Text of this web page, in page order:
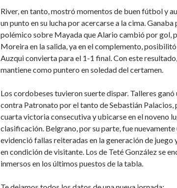
River, en tanto, mostró momentos de buen fútbol y
un punto en su lucha por acercarse a la cima. Ganaba
polémico sobre Mayada que Alario cambió por gol,
Moreira en la salida, ya en el complemento,
Auzqui convierta para el 1-1 final. Con este
mantiene como puntero en soledad del certamen.
Los cordobeses tuvieron suerte dispar. Talleres
contra Patronato por el tanto de Sebastián Palacios,
cuarta victoria consecutiva y ubicarse en el noveno
clasificación. Belgrano, por su parte, fue nuevamente
evidenció fallas reiteradas en la generación de juego
en condición de visitante. Los de Teté González se
inmersos en los últimos puestos de la tabla.